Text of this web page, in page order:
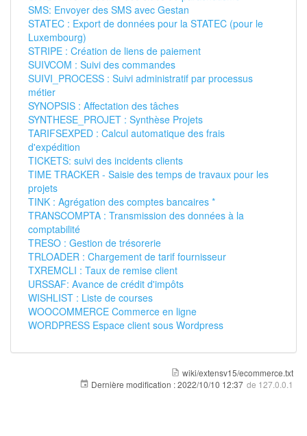
SMS: Envoyer des SMS avec Gestan
STATEC : Export de données pour la STATEC (pour le
Luxembourg)
STRIPE : Création de liens de paiement
SUIVCOM : Suivi des commandes
SUIVI_PROCESS : Suivi administratif par processus
métier
SYNOPSIS : Affectation des tâches
SYNTHESE_PROJET : Synthèse Projets
TARIFSEXPED : Calcul automatique des frais
d'expédition
TICKETS: suivi des incidents clients
TIME TRACKER - Saisie des temps de travaux pour les
projets
TINK : Agrégation des comptes bancaires *
TRANSCOMPTA : Transmission des données à la
comptabilité
TRESO : Gestion de trésorerie
TRLOADER : Chargement de tarif fournisseur
TXREMCLI : Taux de remise client
URSSAF: Avance de crédit d'impôts
WISHLIST : Liste de courses
WOOCOMMERCE Commerce en ligne
WORDPRESS Espace client sous Wordpress
wiki/extensv15/ecommerce.txt
Dernière modification :2022/10/10 12:37 de 127.0.0.1